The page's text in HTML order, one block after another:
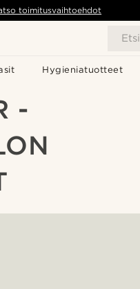
Etsi
Hygieniatuotteet
toimitusvaihtoehdot
-